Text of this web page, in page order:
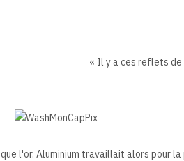
« Il y a ces reflets
que l'or. Aluminium travaillait alors pour